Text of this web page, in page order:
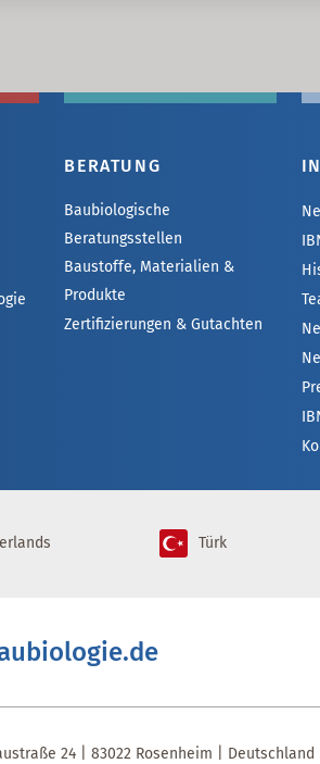
BERATUNG
Baubiologische
Beratungsstellen
Baustoffe, Materialien &
Produkte
Zertifizierungen & Gutachten
Türk
24 | 83022 Rosenheim | Deutschland